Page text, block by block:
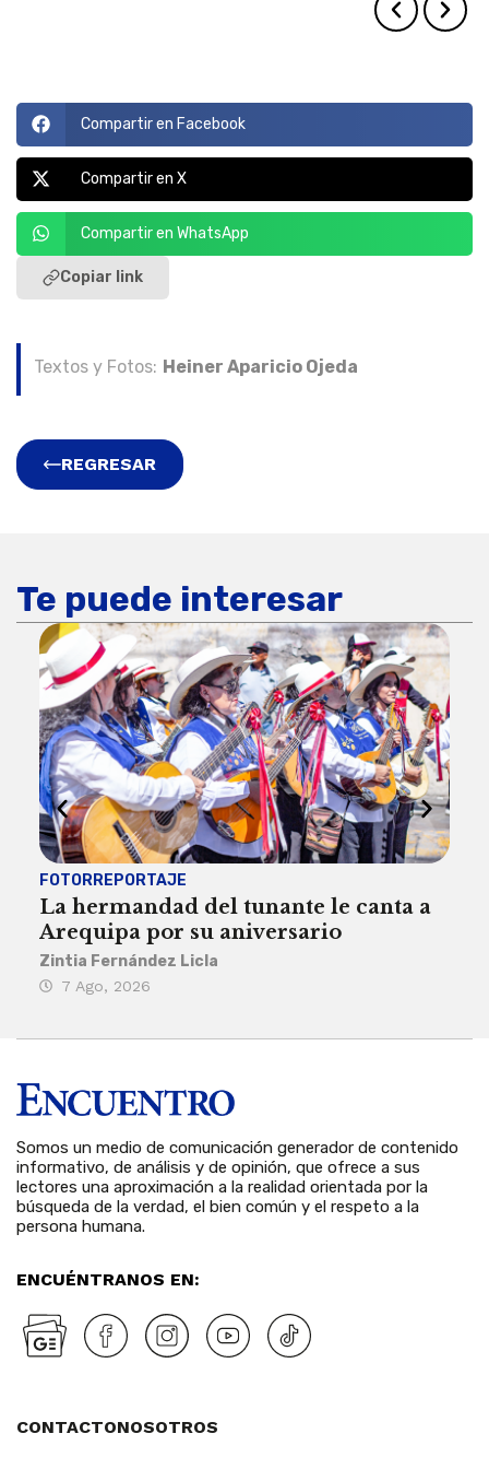
Compartir en Facebook
Compartir en X
Compartir en WhatsApp
Copiar link
Textos y Fotos: Heiner Aparicio Ojeda
REGRESAR
Te puede interesar
FOTORREPORTAJE
La hermandad del tunante le canta a
Arequipa por su aniversario
Zintia Fernández Licla
7 Ago, 2026
Somos un medio de comunicación generador de contenido
informativo, de análisis y de opinión, que ofrece a sus
lectores una aproximación a la realidad orientada por la
búsqueda de la verdad, el bien común y el respeto a la
persona humana.
ENCUÉNTRANOS EN:
CONTACTONOSOTROS